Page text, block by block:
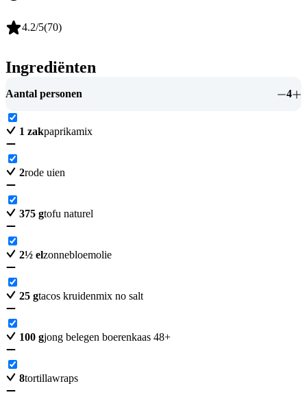
4.2/5(70)
Ingrediënten
Aantal personen 4
1 zakpaprikamix
2rode uien
375 gtofu naturel
2½ elzonnebloemolie
25 gtacos kruidenmix no salt
100 gjong belegen boerenkaas 48+
8tortillawraps